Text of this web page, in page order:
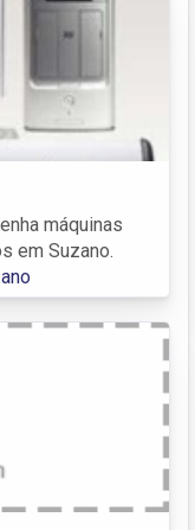
máquinas
em Suzano.